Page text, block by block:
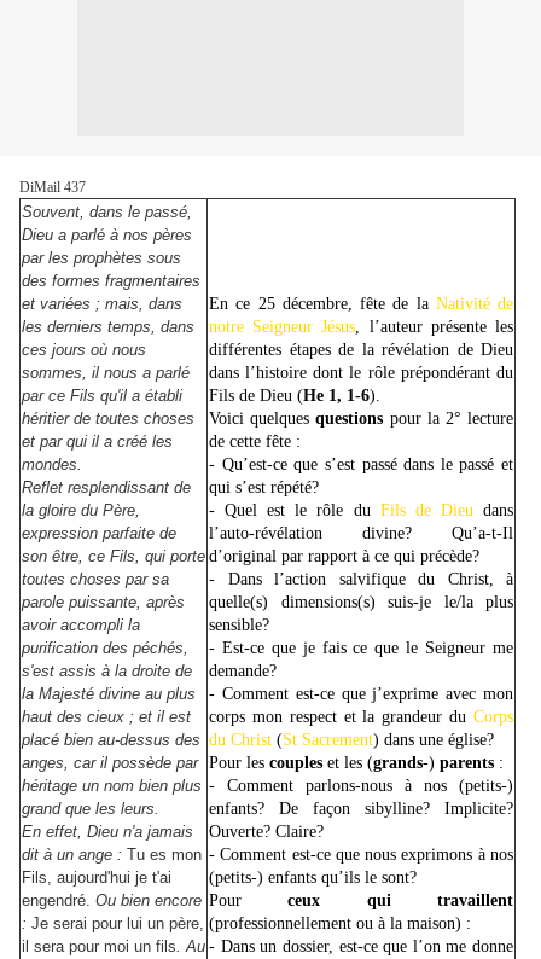
DiMail 437
Souvent, dans le passé,
Dieu a parlé à nos pères
par les prophètes sous
des formes fragmentaires
et variées ; mais, dans
les derniers temps, dans
ces jours où nous
sommes, il nous a parlé
par ce Fils qu'il a établi
héritier de toutes choses
et par qui il a créé les
mondes.
Reflet resplendissant de
la gloire du Père,
expression parfaite de
son être, ce Fils, qui porte
toutes choses par sa
parole puissante, après
avoir accompli la
purification des péchés,
s'est assis à la droite de
la Majesté divine au plus
haut des cieux ; et il est
placé bien au-dessus des
anges, car il possède par
héritage un nom bien plus
grand que les leurs.
En effet, Dieu n'a jamais
dit à un ange : Tu es mon
Fils, aujourd'hui je t'ai
engendré. Ou bien encore
: Je serai pour lui un père,
il sera pour moi un fils. Au
En ce 25 décembre, fête de la Nativité de
notre Seigneur Jésus, l’auteur présente les
différentes étapes de la révélation de Dieu
dans l’histoire dont le rôle prépondérant du
Fils de Dieu (He 1, 1-6).
Voici quelquesquestions pour la 2° lecture
de cette fête :
- Qu’est-ce que s’est passé dans le passé et
qui s’est répété?
- Quel est le rôle du Fils de Dieudans
l’auto-révélation divine? Qu’a-t-Il
d’original par rapport à ce qui précède?
- Dans l’action salvifique du Christ, à
quelle(s) dimensions(s) suis-je le/la plus
sensible?
- Est-ce que je fais ce que le Seigneur me
demande?
- Comment est-ce que j’exprime avec mon
corps mon respect et la grandeur du Corps
du Christ (St Sacrement) dans une église?
Pour les couples et les (grands-) parents :
- Comment parlons-nous à nos (petits-)
enfants? De façon sibylline? Implicite?
Ouverte? Claire?
- Comment est-ce que nous exprimons à nos
(petits-) enfants qu’ils le sont?
Pourceux qui travaillent
(professionnellement ou à la maison) :
- Dans un dossier, est-ce que l’on me donne